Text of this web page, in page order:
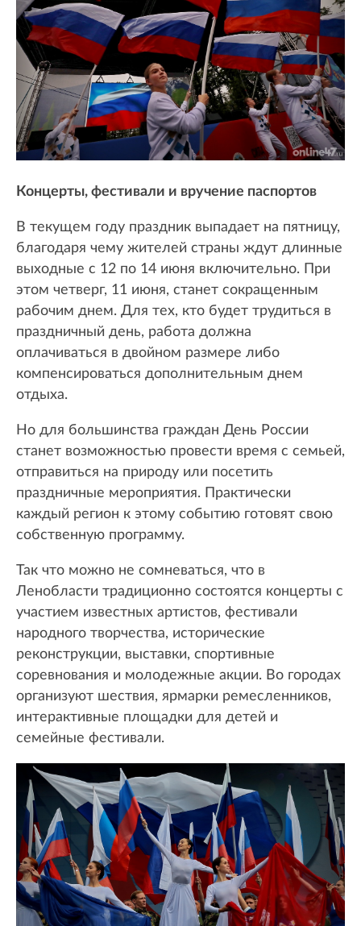
Концерты, фестивали и вручение паспортов
В текущем году праздник выпадает на пятницу,
благодаря чему жителей страны ждут длинные
выходные с 12 по 14 июня включительно. При
этом четверг, 11 июня, станет сокращенным
рабочим днем. Для тех, кто будет трудиться в
праздничный день, работа должна
оплачиваться в двойном размере либо
компенсироваться дополнительным днем
отдыха.
Но для большинства граждан День России
станет возможностью провести время с семьей,
отправиться на природу или посетить
праздничные мероприятия. Практически
каждый регион к этому событию готовят свою
собственную программу.
Так что можно не сомневаться, что в
Ленобласти традиционно состоятся концерты с
участием известных артистов, фестивали
народного творчества, исторические
реконструкции, выставки, спортивные
соревнования и молодежные акции. Во городах
организуют шествия, ярмарки ремесленников,
интерактивные площадки для детей и
семейные фестивали.